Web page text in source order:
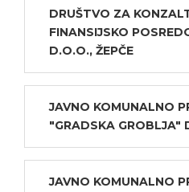
DRUŠTVO ZA
FINANSIJSKO
D.O.O., ŽEPČE
JAVNO KOMUNALNO
"GRADSKA GROBLJA"
JAVNO KOMUNALNO